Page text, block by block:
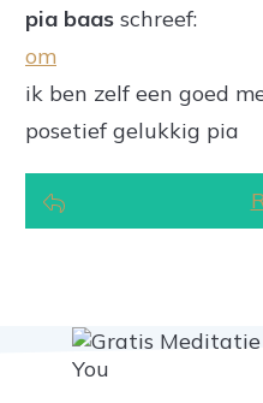
pia baas schreef:
om
ik ben zelf een goed
posetief gelukkig pia